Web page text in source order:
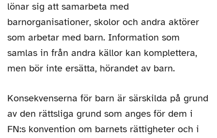
lönar sig att samarbeta med
barnorganisationer, skolor och andra aktörer
som arbetar med barn. Information som
samlas in från andra källor kan komplettera,
men bör inte ersätta, hörandet av barn.
Konsekvenserna för barn är särskilda på grund
av den rättsliga grund som anges för dem i
FN:s konvention om barnets rättigheter och i